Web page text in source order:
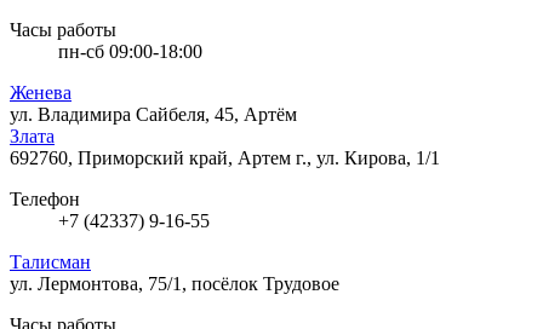
Часы работы
пн-сб 09:00-18:00
Женева
ул. Владимира Сайбеля, 45, Артём
Злата
692760, Приморский край, Артем г., ул. Кирова, 1/1
Телефон
+7 (42337) 9-16-55
Талисман
ул. Лермонтова, 75/1, посёлок Трудовое
Часы работы